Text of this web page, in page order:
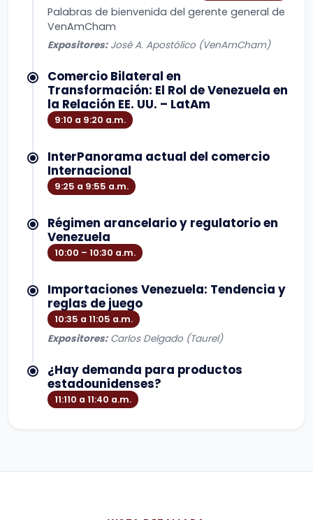
Palabras de bienvenida del gerente general de
VenAmCham
Expositores:José A. Apostólico (VenAmCham)
Comercio Bilateral en
Transformación: El Rol de Venezuela en
la Relación EE. UU. – LatAm
9:10 a 9:20 a.m.
InterPanorama actual del comercio
Internacional
9:25 a 9:55 a.m.
Régimen arancelario y regulatorio en
Venezuela
10:00 – 10:30 a.m.
Importaciones Venezuela: Tendencia y
reglas de juego
10:35 a 11:05 a.m.
Expositores:Carlos Delgado (Taurel)
¿Hay demanda para productos
estadounidenses?
11:110 a 11:40 a.m.